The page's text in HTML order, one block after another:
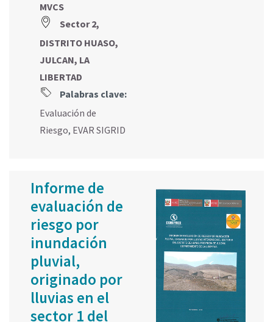
MVCS
Sector 2,
DISTRITO HUASO,
JULCAN, LA
LIBERTAD
Palabras clave:
Evaluación de
Riesgo, EVAR SIGRID
Informe de
evaluación de
riesgo por
inundación
pluvial,
originado por
lluvias en el
sector 1 del